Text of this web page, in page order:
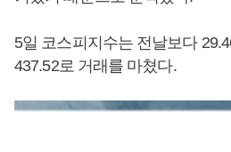
5일 코스피지수는 전날보다
437.52로 거래를 마쳤다.